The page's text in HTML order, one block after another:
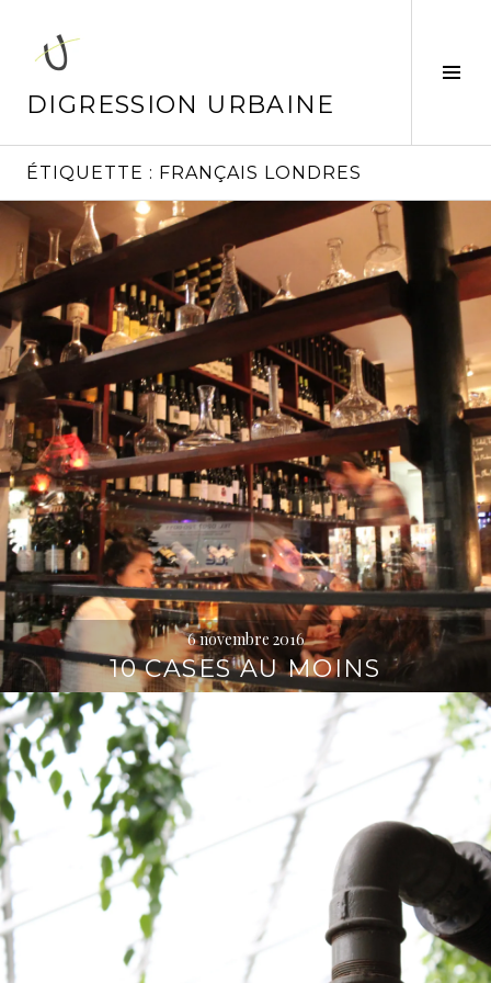
contenu
principal
DIGRESSION URBAINE
ÉTIQUETTE : FRANÇAIS LONDRES
6 novembre 2016
10 CASES AU MOINS